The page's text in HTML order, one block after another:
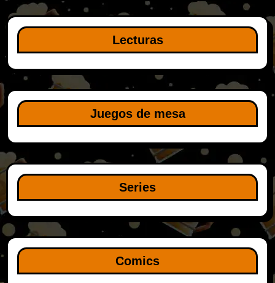
Lecturas
Juegos de mesa
Series
Comics